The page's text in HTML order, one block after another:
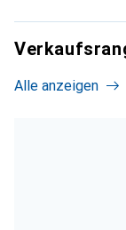
Alle anzeigen